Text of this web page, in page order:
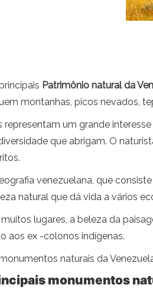
Patrimônio natural da
montanhas, picos nevados,
representam um grande
que abrigam. O
venezuelana, que
natural que dá vida a vários
lugares, a beleza da
aos ex -colonos indígenas.
naturais da
monumentos